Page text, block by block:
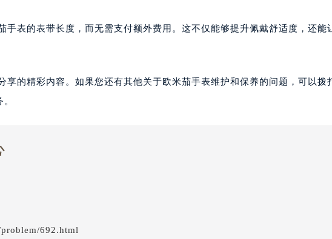
手表的表带长度，而无需支付额外费用。这不仅能够提升佩戴舒适度，还能
享的精彩内容。如果您还有其他关于欧米茄手表维护和保养的问题，可以拨
692.html